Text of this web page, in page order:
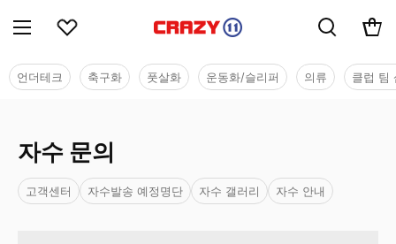
언더테크 축구화 풋살화 운동화/슬리퍼 의류 클럽 팀
자수 문의
고객센터 자수발송 예정명단 자수 갤러리 자수 안내